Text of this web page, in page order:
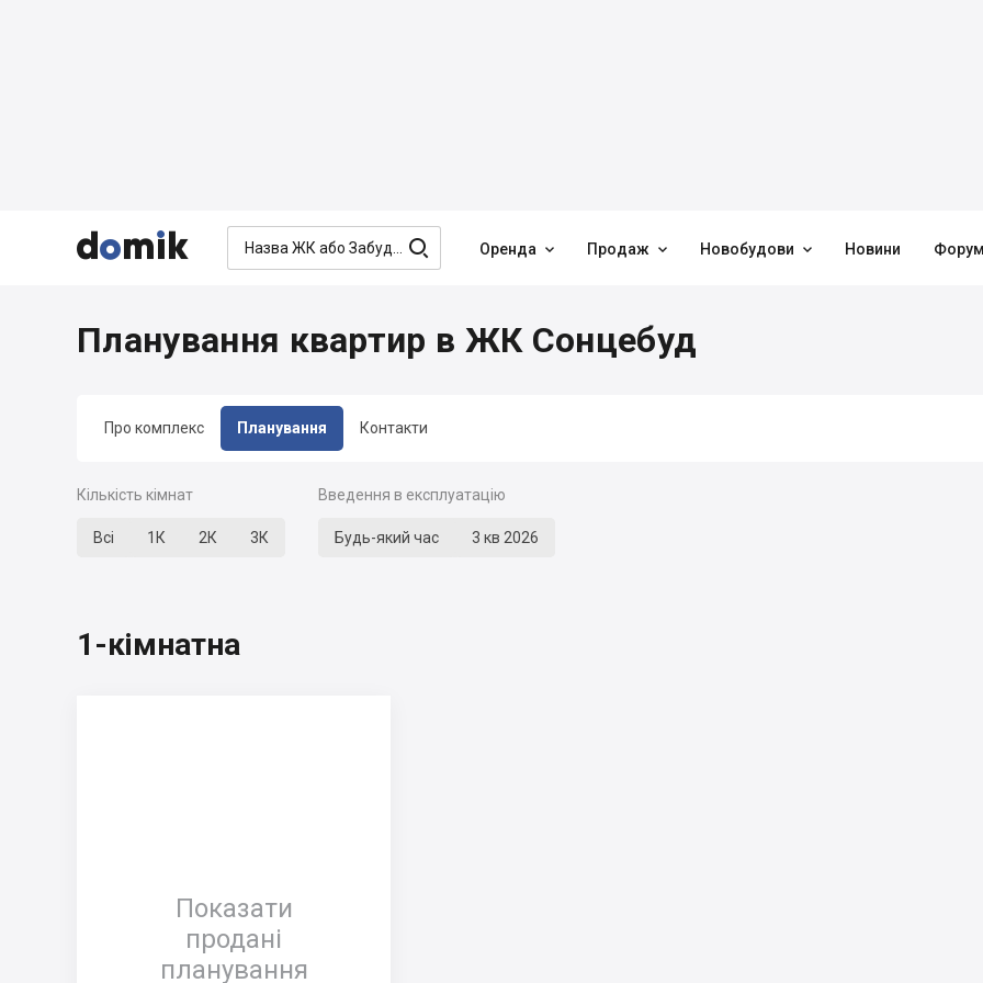


  Оренда  Продаж  Новобудови  Новини
Про комплекс Планування Контакти
Планування квартир в ЖК Сонцебуд
Кількість кімнат
Всі 1К 2К 3К
Введення в експлуатацію
Будь-який час 3 кв 2026
1-кімнатна
Показати
продані
планування